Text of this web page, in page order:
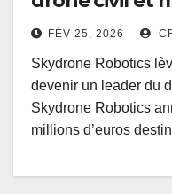
FÉV 25, 2026
Skydrone Robotics
devenir un leader du
Skydrone Robotics
millions d’euros